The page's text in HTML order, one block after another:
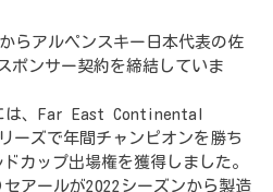
らアルペンスキー日本代表の佐
ポンサー契約を締結していま
は、Far East Continental
ーズで年間チャンピオンを勝ち
カップ出場権を獲得しました。
アールが2022シーズンから製造